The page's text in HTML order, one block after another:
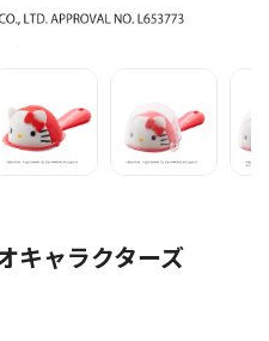
キャラクターズ